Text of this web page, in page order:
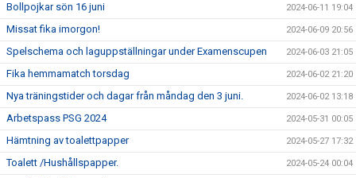
Bollpojkar sön 16 juni 2024-06-11 19:04
Missat fika imorgon! 2024-06-09 20:56
Spelschema och laguppställningar under Examenscupen 2024-06-03 21:05
Fika hemmamatch torsdag 2024-06-02 21:20
Nya träningstider och dagar från måndag den 3 juni. 2024-06-02 13:18
Arbetspass PSG 2024 2024-05-31 00:05
Hämtning av toalettpapper 2024-05-27 17:32
Toalett /Hushållspapper. 2024-05-24 00:04